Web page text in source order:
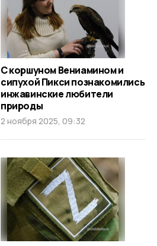
С коршуном Вениамином и
сипухой Пикси познакомились
инжавинские любители
природы
2 ноября 2025, 09:32